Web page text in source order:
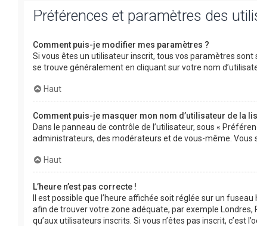
Préférences et paramètres des
Comment puis-je modifier mes paramètres ?
Si vous êtes un utilisateur inscrit, tous vos paramètres
se trouve généralement en cliquant sur votre nom
Haut
Comment puis-je masquer mon nom d’utilisateur de la
Dans le panneau de contrôle de l’utilisateur, sous «
administrateurs, des modérateurs et de vous-même.
Haut
L’heure n’est pas correcte !
Il est possible que l’heure affichée soit réglée sur un
afin de trouver votre zone adéquate, par exemple Londres,
qu’aux utilisateurs inscrits. Si vous n’êtes pas inscrit, c’est